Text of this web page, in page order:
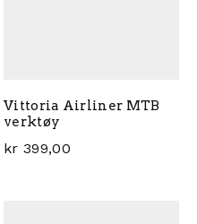
Vittoria Airliner MTB
verktøy
kr 399,00